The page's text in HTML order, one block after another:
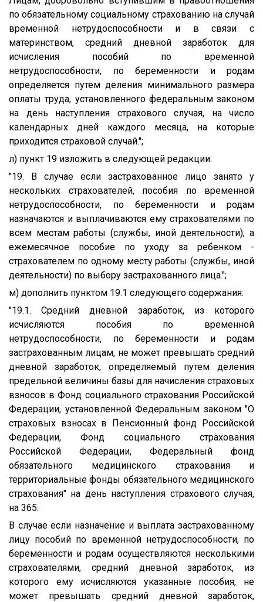
по обязательному социальному страхованию на случай
временной нетрудоспособности и в связи с
материнством, средний дневной заработок для
исчисления пособий по временной
нетрудоспособности, по беременности и родам
определяется путем деления минимального размера
оплаты труда, установленного федеральным законом
на день наступления страхового случая, на число
календарных дней каждого месяца, на которые
приходится страховой случай.";
л) пункт 19 изложить в следующей редакции:
"19. В случае если застрахованное лицо занято у
нескольких страхователей, пособия по временной
нетрудоспособности, по беременности и родам
назначаются и выплачиваются ему страхователями по
всем местам работы (службы, иной деятельности), а
ежемесячное пособие по уходу за ребенком -
страхователем по одному месту работы (службы, иной
деятельности) по выбору застрахованного лица.";
м) дополнить пунктом 19.1 следующего содержания:
"19.1. Средний дневной заработок, из которого
исчисляются пособия по временной
нетрудоспособности, по беременности и родам
застрахованным лицам, не может превышать средний
дневной заработок, определяемый путем деления
предельной величины базы для начисления страховых
взносов в Фонд социального страхования Российской
Федерации, установленной Федеральным законом "О
страховых взносах в Пенсионный фонд Российской
Федерации, Фонд социального страхования
Российской Федерации, Федеральный фонд
обязательного медицинского страхования и
территориальные фонды обязательного медицинского
страхования" на день наступления страхового случая,
на 365.
В случае если назначение и выплата застрахованному
лицу пособий по временной нетрудоспособности, по
беременности и родам осуществляются несколькими
страхователями, средний дневной заработок, из
которого ему исчисляются указанные пособия, не
может превышать средний дневной заработок,